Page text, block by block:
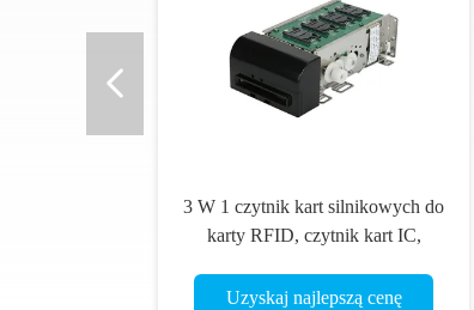
3 W 1 czytnik kart silnikowych do
karty RFID, czytnik kart IC,
Uzyskaj najlepszą cenę